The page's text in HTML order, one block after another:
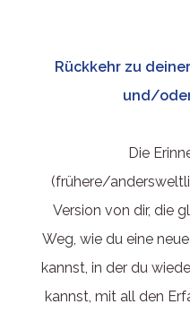
Rückkehr zu
und/
Die
(frühere/
Version von dir, die
Weg, wie du eine
kannst, in der du
kannst, mit all den